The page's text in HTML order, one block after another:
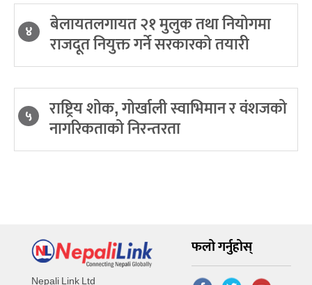
४ बेलायतलगायत २१ मुलुक तथा नियोगमा
राजदूत नियुक्त गर्ने सरकारको तयारी
५ राष्ट्रिय शोक, गोर्खाली स्वाभिमान र वंशजको
नागरिकताको निरन्तरता
Nepali Link Ltd
फलो गर्नुहोस्